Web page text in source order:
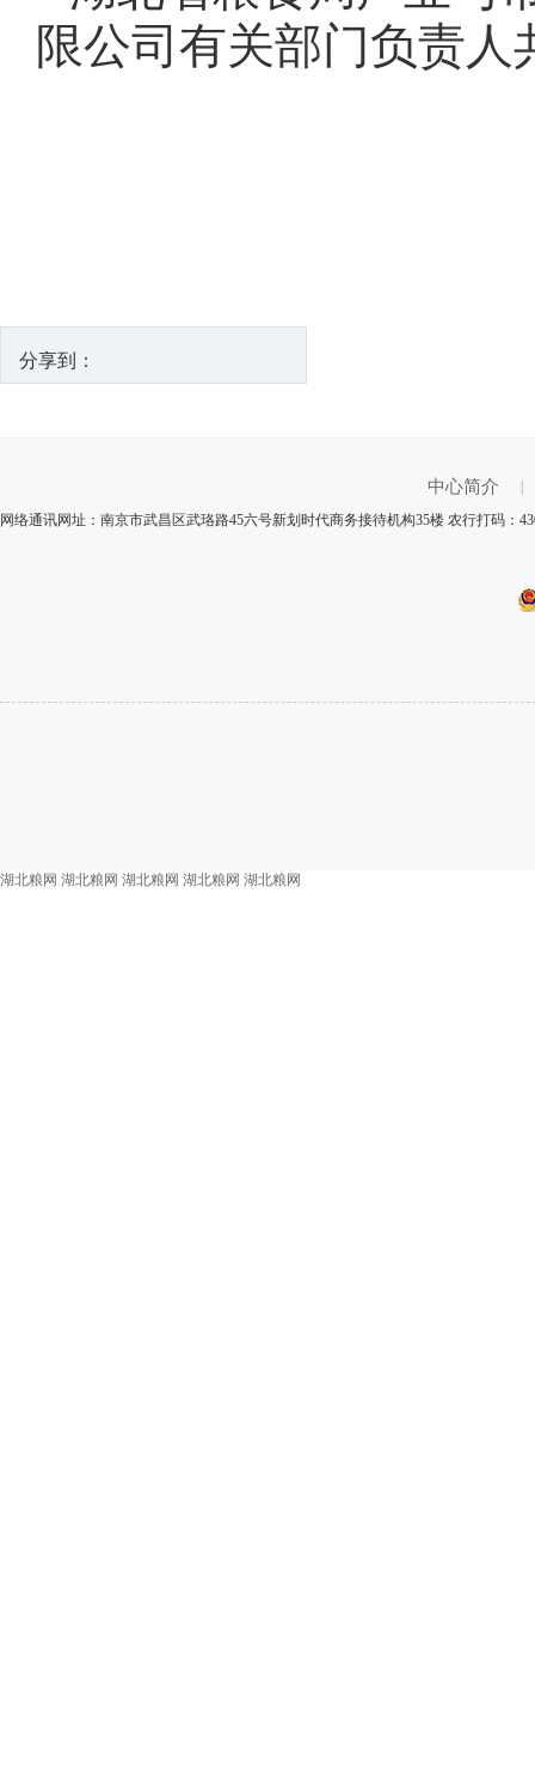
限公司有关部门负责
分享到：
中心简介
网络通讯网址：南京市武昌区武珞路45六号新划时代商务接待机构35楼 农行打码：
湖北粮网 湖北粮网 湖北粮网 湖北粮网 湖北粮网